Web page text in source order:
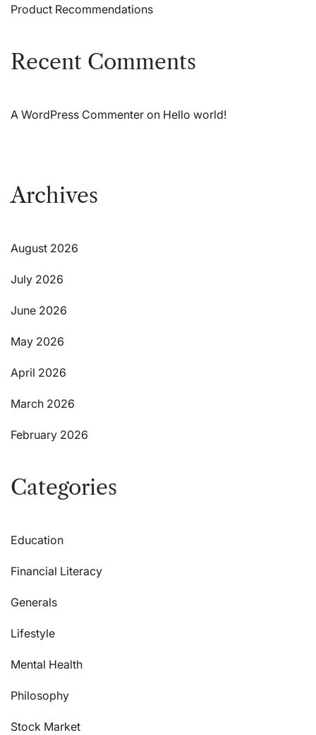
Product Recommendations
Recent Comments
A WordPress Commenter on Hello world!
Archives
August 2026
July 2026
June 2026
May 2026
April 2026
March 2026
February 2026
Categories
Education
Financial Literacy
Generals
Lifestyle
Mental Health
Philosophy
Stock Market